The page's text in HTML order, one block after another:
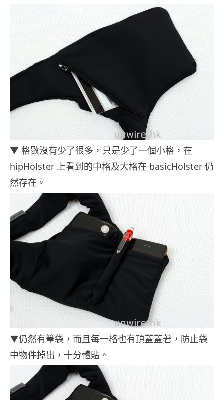
▼ 格數沒有少了很多，只是少了一個小格，在
hipHolster 上看到的中格及大格在 basicHolster 仍
然存在。
▼仍然有筆袋，而且每一格也有頂蓋蓋著，防止袋
中物件掉出，十分體貼。